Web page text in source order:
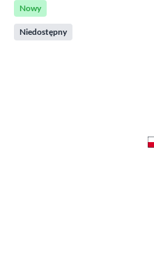
Nowy
Niedostępny